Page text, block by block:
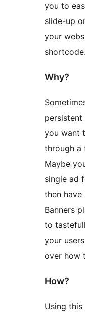
you to
slide-up
your
shortcode.
Why?
persistent
you want
through a
Maybe
single ad
then have it
Banners
to
your
over how
How?
Using